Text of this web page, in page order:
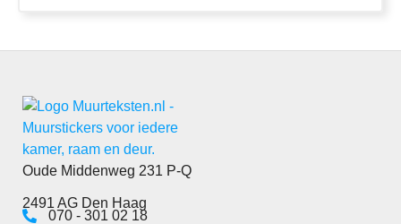
Oude Middenweg 231 P-Q
2491 AG Den Haag
070 - 301 02 18